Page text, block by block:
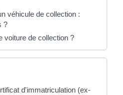
véhicule de collection :
?
voiture de collection ?
d'immatriculation (ex-